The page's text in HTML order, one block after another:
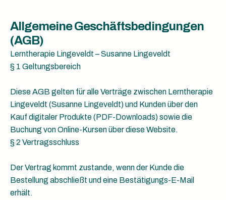
Allgemeine Geschäftsbedingungen
(AGB)
Lerntherapie Lingeveldt – Susanne Lingeveldt
§ 1 Geltungsbereich
Diese AGB gelten für alle Verträge zwischen Lerntherapie
Lingeveldt (Susanne Lingeveldt) und Kunden über den
Kauf digitaler Produkte (PDF-Downloads) sowie die
Buchung von Online-Kursen über diese Website.
§ 2 Vertragsschluss
Der Vertrag kommt zustande, wenn der Kunde die
Bestellung abschließt und eine Bestätigungs-E-Mail
erhält.